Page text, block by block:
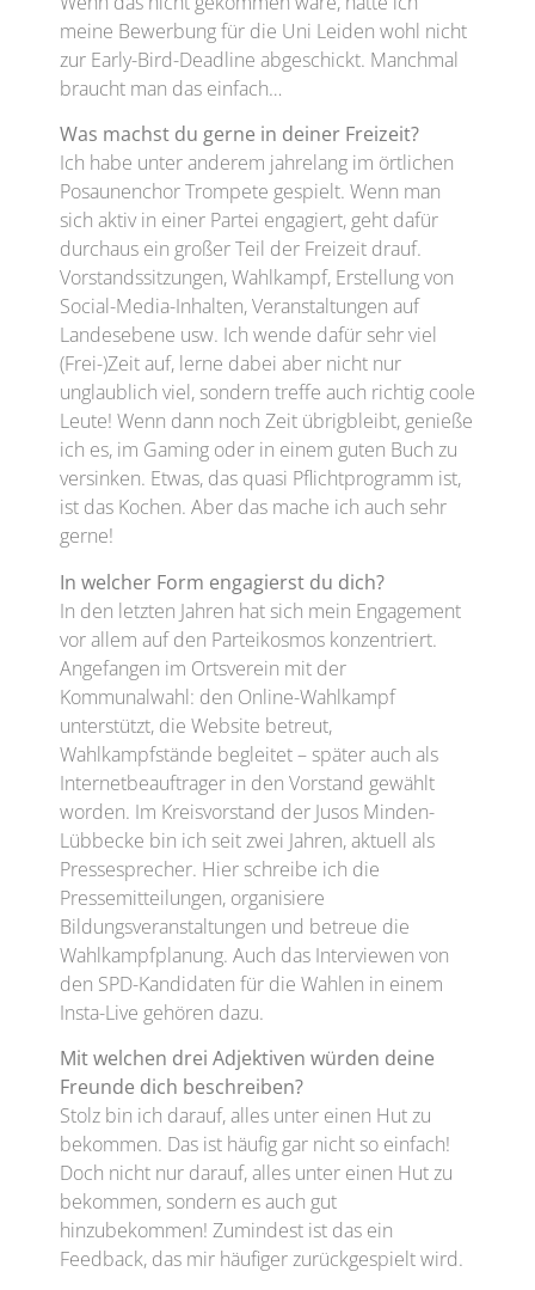
meine Bewerbung für die Uni Leiden wohl nicht
zur Early-Bird-Deadline abgeschickt. Manchmal
braucht man das einfach…
Was machst du gerne in deiner Freizeit?
Ich habe unter anderem jahrelang im örtlichen
Posaunenchor Trompete gespielt. Wenn man
sich aktiv in einer Partei engagiert, geht dafür
durchaus ein großer Teil der Freizeit drauf.
Vorstandssitzungen, Wahlkampf, Erstellung von
Social-Media-Inhalten, Veranstaltungen auf
Landesebene usw. Ich wende dafür sehr viel
(Frei-)Zeit auf, lerne dabei aber nicht nur
unglaublich viel, sondern treffe auch richtig coole
Leute! Wenn dann noch Zeit übrigbleibt, genieße
ich es, im Gaming oder in einem guten Buch zu
versinken. Etwas, das quasi Pflichtprogramm ist,
ist das Kochen. Aber das mache ich auch sehr
gerne!
In welcher Form engagierst du dich?
In den letzten Jahren hat sich mein Engagement
vor allem auf den Parteikosmos konzentriert.
Angefangen im Ortsverein mit der
Kommunalwahl: den Online-Wahlkampf
unterstützt, die Website betreut,
Wahlkampfstände begleitet – später auch als
Internetbeauftrager in den Vorstand gewählt
worden. Im Kreisvorstand der Jusos Minden-
Lübbecke bin ich seit zwei Jahren, aktuell als
Pressesprecher. Hier schreibe ich die
Pressemitteilungen, organisiere
Bildungsveranstaltungen und betreue die
Wahlkampfplanung. Auch das Interviewen von
den SPD-Kandidaten für die Wahlen in einem
Insta-Live gehören dazu.
Mit welchen drei Adjektiven würden deine
Freunde dich beschreiben?
Stolz bin ich darauf, alles unter einen Hut zu
bekommen. Das ist häufig gar nicht so einfach!
Doch nicht nur darauf, alles unter einen Hut zu
bekommen, sondern es auch gut
hinzubekommen! Zumindest ist das ein
Feedback, das mir häufiger zurückgespielt wird.